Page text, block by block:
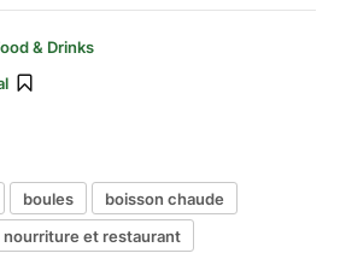
& Drinks
boules
boisson chaude
nourriture et restaurant